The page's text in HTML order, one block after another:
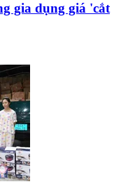
gia dụng giá 'cắt